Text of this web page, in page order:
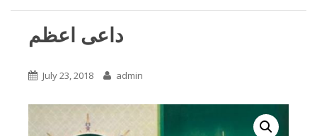
داعی اعظم
July 23, 2018 admin